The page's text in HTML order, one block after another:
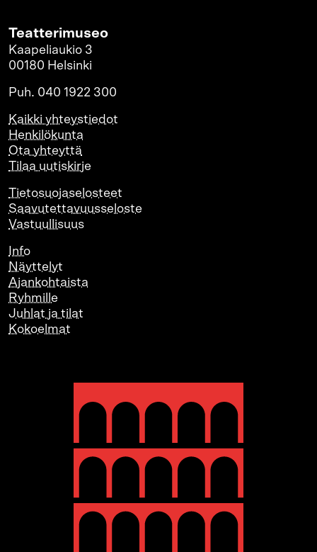
Teatterimuseo
Kaapeliaukio 3
00180 Helsinki
Puh. 040 1922 300
Kaikki yhteystiedot
Henkilökunta
Ota yhteyttä
Tilaa uutiskirje
Tietosuojaselosteet
Saavutettavuusseloste
Vastuullisuus
Info
Näyttelyt
Ajankohtaista
Ryhmille
Juhlat ja tilat
Kokoelmat